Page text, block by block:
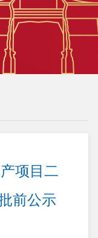
项目二
前公示